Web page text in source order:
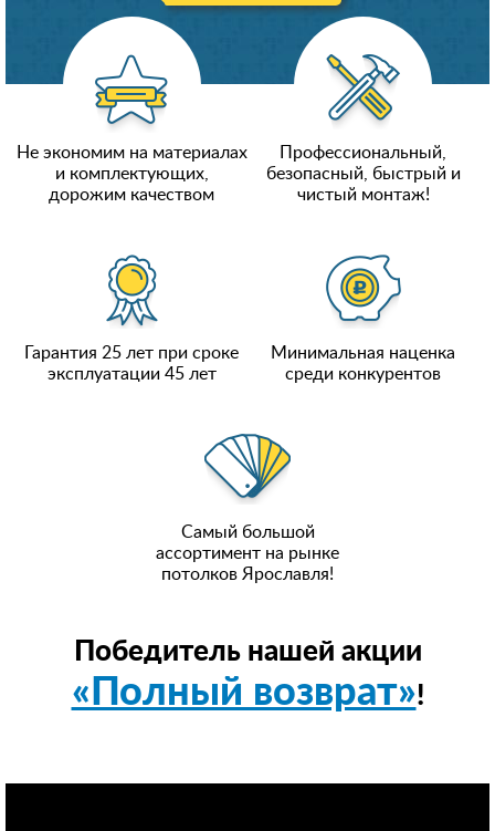
Не экономим на материалах
и комплектующих,
дорожим качеством
Профессиональный,
безопасный, быстрый и
чистый монтаж!
Гарантия 25 лет при сроке
эксплуатации 45 лет
Минимальная наценка
среди конкурентов
Самый большой
ассортимент на рынке
потолков Ярославля!
Победитель нашей акции
«Полный возврат»!